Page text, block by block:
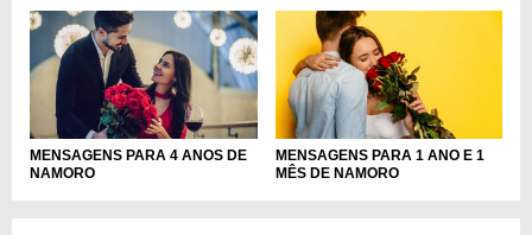
MENSAGENS PARA 4 ANOS DE
NAMORO
MENSAGENS PARA 1 ANO E 1
MÊS DE NAMORO